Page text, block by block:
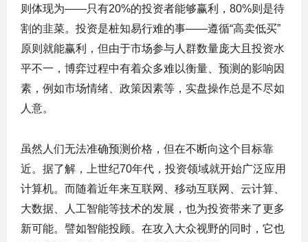
则体现为——只有20%的投资者能够赢利，80%则是待
割的韭菜。投资是桩知易行难的事——遵循“高卖低买”
原则就能赢利，但由于市场参与人群数量庞大且投资水
平不一，博弈过程中有着众多难以衡量、预测的影响因
素，例如市场情绪、政策因素等，实盘操作总是不尽如
人意。
虽然人们无法准确预测价格，但在不断向这个目标靠
近。据了解，上世纪70年代，投资领域就开始广泛应用
计算机。而随着近年来互联网、移动互联网、云计算、
大数据、人工智能等技术的发展，也为投资带来了更多
新可能。譬如智能投顾。在攻入大众视野的同时，它也